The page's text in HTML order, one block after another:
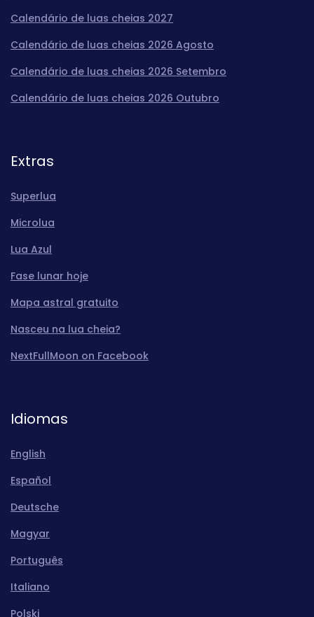
Calendário de luas cheias 2027
Calendário de luas cheias 2026 Agosto
Calendário de luas cheias 2026 Setembro
Calendário de luas cheias 2026 Outubro
Extras
Superlua
Microlua
Lua Azul
Fase lunar hoje
Mapa astral gratuito
Nasceu na lua cheia?
NextFullMoon on Facebook
Idiomas
English
Español
Deutsche
Magyar
Português
Italiano
Polski